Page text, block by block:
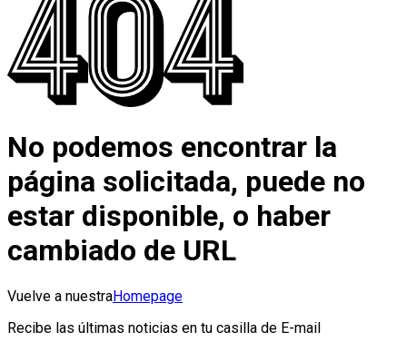
No podemos encontrar la
página solicitada, puede no
estar disponible, o haber
cambiado de URL
Vuelve a nuestraHomepage
Recibe las últimas noticias en tu casilla de E-mail